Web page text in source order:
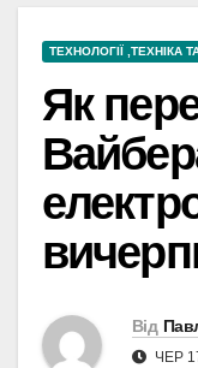
ТЕХНОЛОГІЇ ,ТЕХНІКА
Як
Від
ЧЕР